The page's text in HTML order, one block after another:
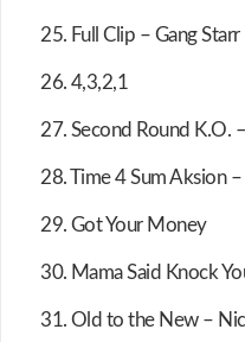
25. Full Clip – Gang Starr
26. 4,3,2,1
27. Second Round K.O.
28. Time 4 Sum Aksion
29. Got Your Money
30. Mama Said Knock
31. Old to the New –